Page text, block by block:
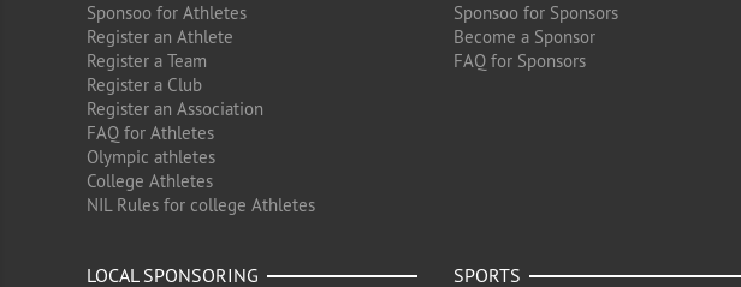
Sponsoo for Athletes
Register an Athlete
Register a Team
Register a Club
Register an Association
FAQ for Athletes
Olympic athletes
College Athletes
NIL Rules for college Athletes
Sponsoo for Sponsors
Become a Sponsor
FAQ for Sponsors
LOCAL SPONSORING SPORTS